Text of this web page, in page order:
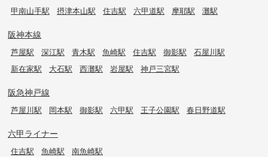
甲南山手駅 摂津本山駅 住吉駅 六甲道駅 摩耶駅 灘駅
阪神本線
芦屋駅 深江駅 青木駅 魚崎駅 住吉駅 御影駅
石屋川駅
新在家駅
大石駅 西灘駅 岩屋駅 神戸三宮駅
阪急神戸線
芦屋川駅 岡本駅 御影駅 六甲駅 王子公園駅 春日野道駅
六甲ライナー
住吉駅 魚崎駅 南魚崎駅